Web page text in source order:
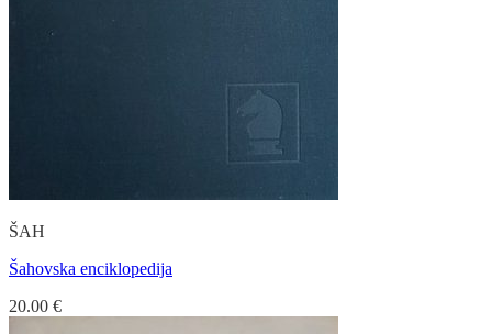
ŠAH
Šahovska enciklopedija
20.00 €